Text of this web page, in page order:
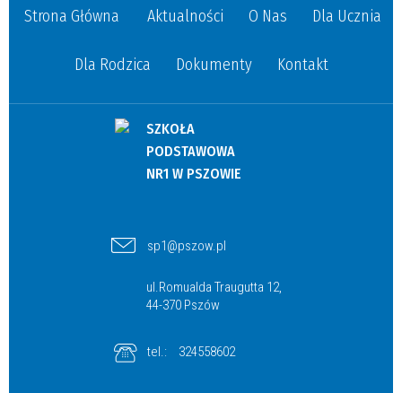
Strona Główna Aktualności O Nas Dla Ucznia
Dla Rodzica Dokumenty Kontakt
SZKOŁA
PODSTAWOWA
NR1 W PSZOWIE
sp1@pszow.pl
ul.Romualda Traugutta 12,
44-370 Pszów
tel.: 324558602